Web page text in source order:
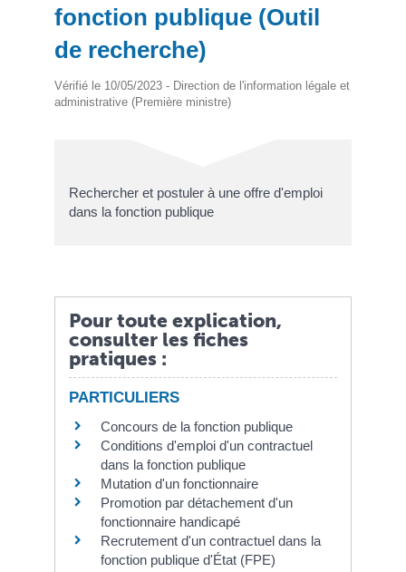
fonction publique (Outil
de recherche)
Vérifié le 10/05/2023 - Direction de l'information légale et
administrative (Première ministre)
Rechercher et postuler à une offre d'emploi
dans la fonction publique
Pour toute explication,
consulter les fiches
pratiques :
PARTICULIERS
Concours de la fonction publique
Conditions d'emploi d'un contractuel
dans la fonction publique
Mutation d'un fonctionnaire
Promotion par détachement d'un
fonctionnaire handicapé
Recrutement d'un contractuel dans la
fonction publique d'État (FPE)